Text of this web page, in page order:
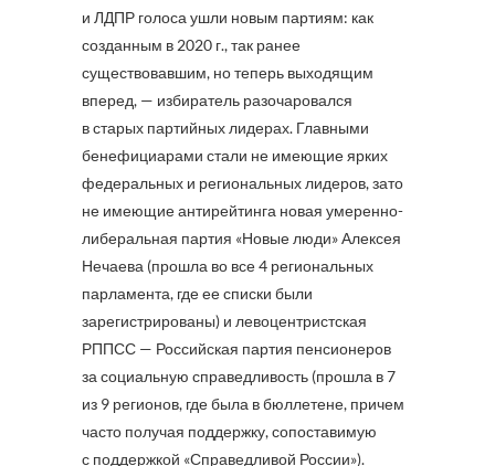
и ЛДПР голоса ушли новым партиям: как
созданным в 2020 г., так ранее
существовавшим, но теперь выходящим
вперед, — избиратель разочаровался
в старых партийных лидерах. Главными
бенефициарами стали не имеющие ярких
федеральных и региональных лидеров, зато
не имеющие антирейтинга новая умеренно-
либеральная партия «Новые люди» Алексея
Нечаева (прошла во все 4 региональных
парламента, где ее списки были
зарегистрированы) и левоцентристская
РППСС — Российская партия пенсионеров
за социальную справедливость (прошла в 7
из 9 регионов, где была в бюллетене, причем
часто получая поддержку, сопоставимую
с поддержкой «Справедливой России»).